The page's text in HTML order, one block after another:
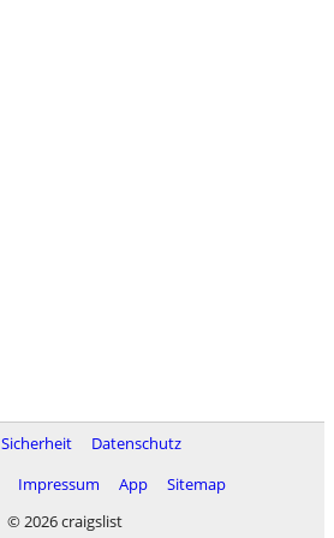
Sicherheit
Datenschutz
Impressum App
Sitemap
© 2026 craigslist